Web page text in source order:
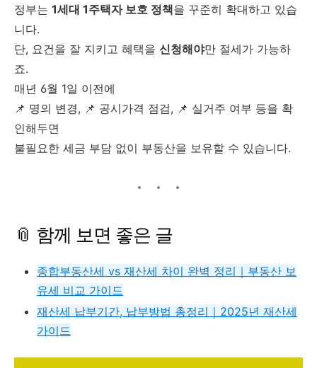
정부는 1세대 1주택자 보호 정책을 꾸준히 확대하고 있습
니다.
단, 요건을 잘 지키고 혜택을 신청해야만 절세가 가능하
죠.
매년 6월 1일 이전에
📌 명의 변경, 📌 공시가격 점검, 📌 실거주 여부 등을 확
인해두면
불필요한 세금 부담 없이 부동산을 보유할 수 있습니다.
📎 함께 보면 좋은 글
종합부동산세 vs 재산세 차이 완벽 정리｜부동산 보
유세 비교 가이드
재산세 납부기간, 납부방법 총정리｜2025년 재산세
가이드